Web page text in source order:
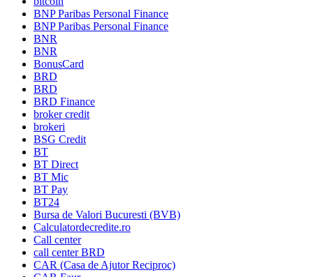
BNP Paribas Personal Finance
BNP Paribas Personal Finance
BNR
BNR
BonusCard
BRD
BRD
BRD Finance
broker credit
brokeri
BSG Credit
BT
BT Direct
BT Mic
BT Pay
BT24
Bursa de Valori Bucuresti (BVB)
Calculatordecredite.ro
Call center
call center BRD
CAR (Casa de Ajutor Reciproc)